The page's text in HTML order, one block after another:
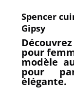
Spencer
Gipsy
pour
modèle
pour
élégante.